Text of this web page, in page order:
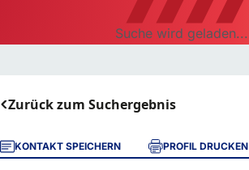
Suche wird geladen...
Zurück zum Suchergebnis
KONTAKT SPEICHERN PROFIL DRUCKEN